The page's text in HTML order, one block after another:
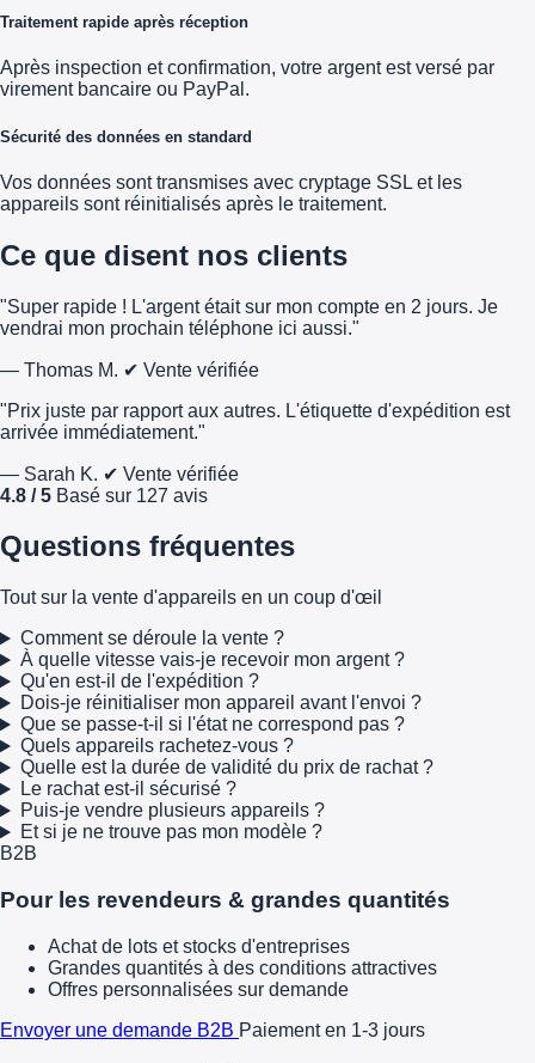
Traitement rapide après réception
Après inspection et confirmation, votre argent est versé par
virement bancaire ou PayPal.
Sécurité des données en standard
Vos données sont transmises avec cryptage SSL et les
appareils sont réinitialisés après le traitement.
Ce que disent nos clients
"Super rapide ! L'argent était sur mon compte en 2 jours. Je
vendrai mon prochain téléphone ici aussi."
— Thomas M. ✔ Vente vérifiée
"Prix juste par rapport aux autres. L'étiquette d'expédition est
arrivée immédiatement."
— Sarah K. ✔ Vente vérifiée
4.8 / 5 Basé sur 127 avis
Questions fréquentes
Tout sur la vente d'appareils en un coup d'œil
Comment se déroule la vente ?
À quelle vitesse vais-je recevoir mon argent ?
Qu'en est-il de l'expédition ?
Dois-je réinitialiser mon appareil avant l'envoi ?
Que se passe-t-il si l'état ne correspond pas ?
Quels appareils rachetez-vous ?
Quelle est la durée de validité du prix de rachat ?
Le rachat est-il sécurisé ?
Puis-je vendre plusieurs appareils ?
Et si je ne trouve pas mon modèle ?
B2B
Pour les revendeurs & grandes quantités
Achat de lots et stocks d'entreprises
Grandes quantités à des conditions attractives
Offres personnalisées sur demande
Envoyer une demande B2B Paiement en 1-3 jours